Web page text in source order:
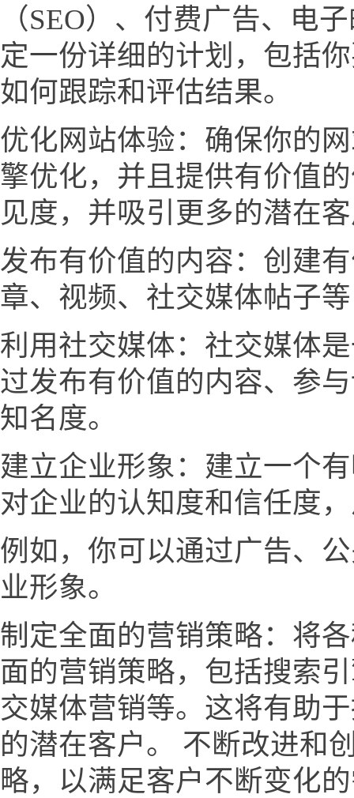
（SEO）、付费广告、电
定一份详细的计划，包括
如何跟踪和评估结果。
优化网站体验：确保你的
擎优化，并且提供有价值
见度，并吸引更多的潜在
发布有价值的内容：创建
章、视频、社交媒体帖子
利用社交媒体：社交媒体
过发布有价值的内容、参
知名度。
建立企业形象：建立一个
对企业的认知度和信任度
例如，你可以通过广告、
业形象。
制定全面的营销策略：将
面的营销策略，包括搜索
交媒体营销等。这将有助
的潜在客户。 不断改进和
略，以满足客户不断变化